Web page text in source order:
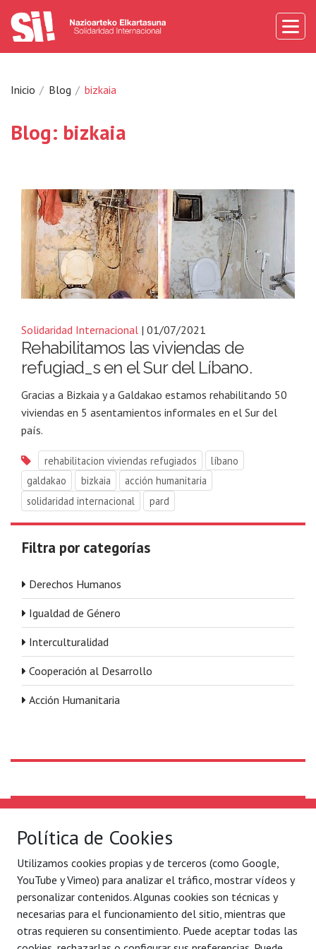
Inicio Blog bizkaia
Blog: bizkaia
Solidaridad Internacional | 01/07/2021
Rehabilitamos las viviendas de
refugiad_s en el Sur del Líbano.
Gracias a Bizkaia y a Galdakao estamos rehabilitando 50
viviendas en 5 asentamientos informales en el Sur del
país.
rehabilitacion viviendas refugiados
líbano
galdakao
bizkaia
acción humanitaria
solidaridad internacional
pard
Filtra por categorías
Derechos Humanos
Igualdad de Género
Interculturalidad
Cooperación al Desarrollo
Acción Humanitaria
Quiénes somos
Con quién
Contacto
Por ejes de acción
Blog
Agenda
Legal
Aviso legal
C/ Conde Mirasol 7 bajo.
48003 Bilbao - Bizkaia
Política de Cookies
Utilizamos cookies propias y de terceros (como Google,
YouTube y Vimeo) para analizar el tráfico, mostrar vídeos y
personalizar contenidos. Algunas cookies son técnicas y
necesarias para el funcionamiento del sitio, mientras que
otras requieren su consentimiento. Puede aceptar todas las